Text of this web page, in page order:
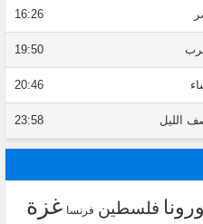
16:26
19:50
20:46
الليل 23:58
فلسطين فرنسا غزة